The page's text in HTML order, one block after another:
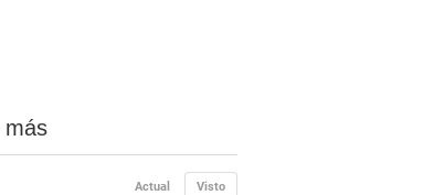
más
Visto
Actual